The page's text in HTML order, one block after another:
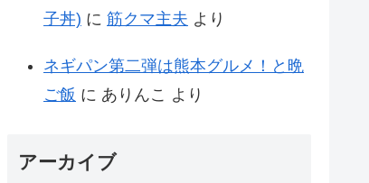
子丼) に 筋クマ主夫 より
ネギパン第二弾は熊本グルメ！と晩
ご飯 に ありんこ より
アーカイブ